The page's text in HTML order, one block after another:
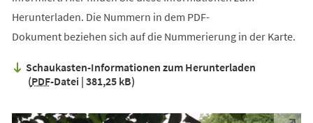
Herunterladen. Die Nummern in dem PDF-
Dokument beziehen sich auf die Nummerierung in der Karte.
Schaukasten-Informationen zum Herunterladen
PDF-Datei 381,25 kB